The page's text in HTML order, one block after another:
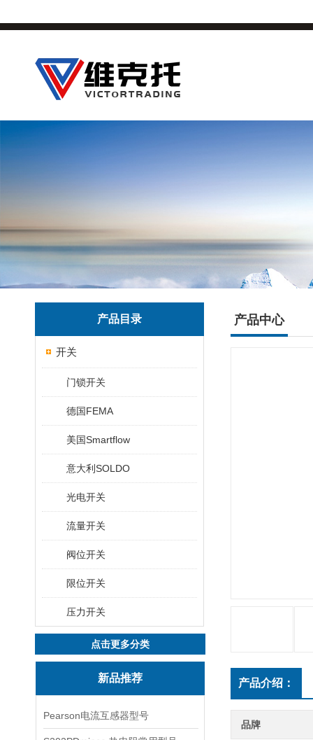
产品目录
开关
门锁开关
德国FEMA
美国Smartflow
意大利SOLDO
光电开关
流量开关
阀位开关
限位开关
压力开关
点击更多分类
新品推荐
Pearson电流互感器型号
产品中心
产品介绍：
品牌